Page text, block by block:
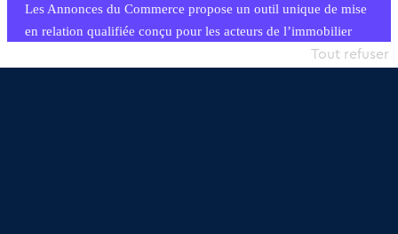
Les Annonces du Commerce propose un outil unique de mise
en relation qualifiée conçu pour les acteurs de l’immobilier
commercial et les collectivités territoriales, simple et intégrant
Tout refuser